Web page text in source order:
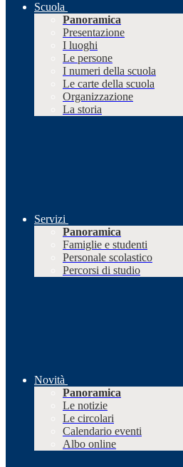
Scuola
Panoramica
Presentazione
I luoghi
Le persone
I numeri della scuola
Le carte della scuola
Organizzazione
La storia
Servizi
Panoramica
Famiglie e studenti
Personale scolastico
Percorsi di studio
Novità
Panoramica
Le notizie
Le circolari
Calendario eventi
Albo online